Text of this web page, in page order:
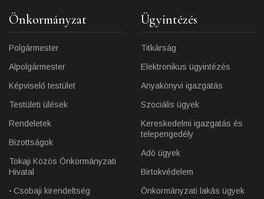
Önkormányzat
Polgármester
Alpolgármester
Képviselő testület
Testületi ülések
Rendeletek
Bizottságok
Tokaji Közös Önkormányzati
Hivatal
Csobaji kirendeltség
Ügyintézés
Titkárság
Elektronikus ügyintézés
Anyakönyvi igazgatás
Szociális ügyek
Kereskedelmi igazgatás és
telepengedély
Adó ügyek
Birtokvédelem
Önkormányzati lakás ügyek